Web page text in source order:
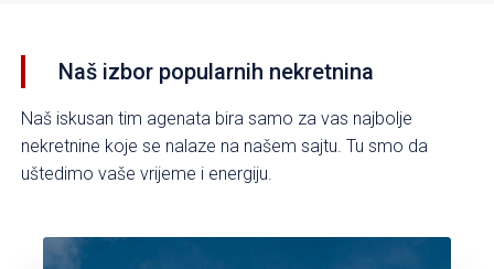
Naš izbor popularnih nekretnina
Naš iskusan tim agenata bira samo za vas najbolje
nekretnine koje se nalaze na našem sajtu. Tu smo da
uštedimo vaše vrijeme i energiju.